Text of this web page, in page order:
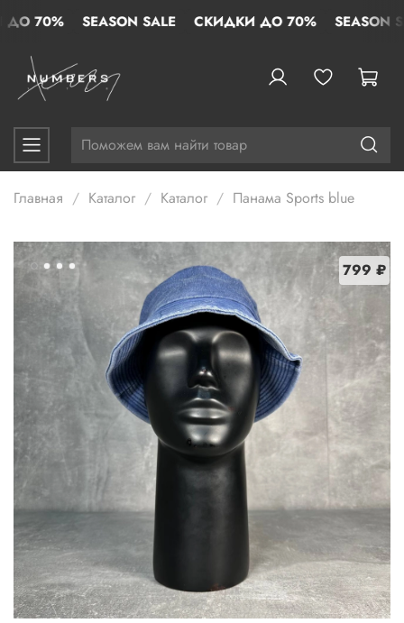
70% SEASON SALE СКИДКИ ДО 70% SEASON
Главная Каталог Каталог Панама Sports blue
799 ₽